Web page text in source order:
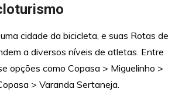
cidade da bicicleta, e suas Rotas de
a diversos níveis de atletas. Entre
opções como Copasa > Miguelinho >
> Varanda Sertaneja.